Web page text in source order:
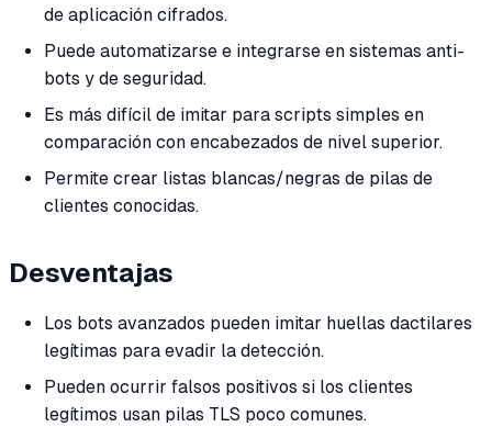
de aplicación cifrados.
Puede automatizarse e integrarse en sistemas anti-
bots y de seguridad.
Es más difícil de imitar para scripts simples en
comparación con encabezados de nivel superior.
Permite crear listas blancas/negras de pilas de
clientes conocidas.
Desventajas
Los bots avanzados pueden imitar huellas dactilares
legítimas para evadir la detección.
Pueden ocurrir falsos positivos si los clientes
legítimos usan pilas TLS poco comunes.